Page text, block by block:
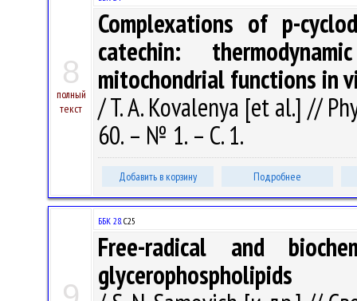
8
полный
текст
Complexations of p-
catechin:
mitochondrial functions in
/ T. A. Kovalenya [et al.] //
60. – № 1. – С. 1.
Добавить в корзину Подробнее
ББК 28.С25
Free-radical and
glycerophospholipids